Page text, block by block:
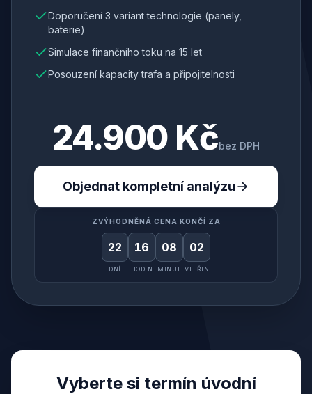
Doporučení 3 variant technologie (panely,
baterie)
Simulace finančního toku na 15 let
Posouzení kapacity trafa a připojitelnosti
24.900 Kčbez DPH
Objednat kompletní analýzu
ZVÝHODNĚNÁ CENA KONČÍ ZA
22
DNÍ
16
HODIN
08
MINUT
01
VTEŘIN
Vyberte si termín úvodní